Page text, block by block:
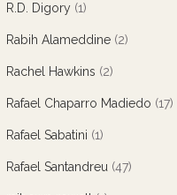
R.D. Digory (1)
Rabih Alameddine (2)
Rachel Hawkins (2)
Rafael Chaparro Madiedo (17)
Rafael Sabatini (1)
Rafael Santandreu (47)